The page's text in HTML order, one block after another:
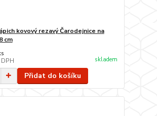
kovový rezavý Čarodejnice na
cm
skladem
Přidat do košíku